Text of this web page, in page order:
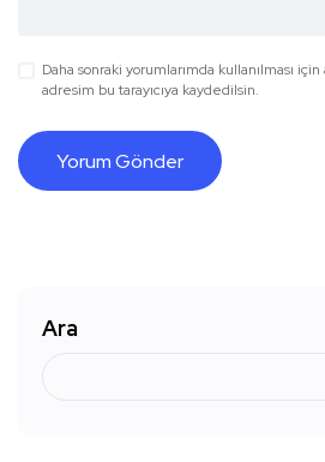
Daha sonraki yorumlarımda kullanılması
adresim bu tarayıcıya kaydedilsin.
Ara